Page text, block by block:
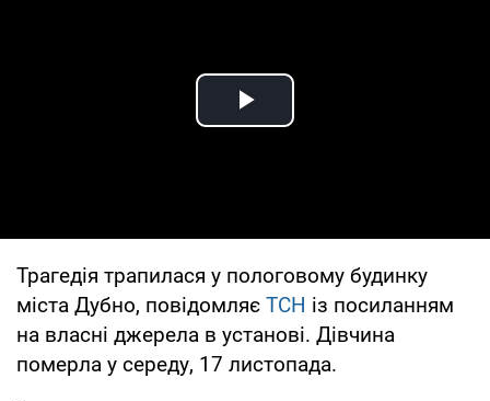
Play Video
Трагедія трапилася у пологовому будинку
міста Дубно, повідомляє ТСН із посиланням
на власні джерела в установі. Дівчина
померла у середу, 17 листопада.